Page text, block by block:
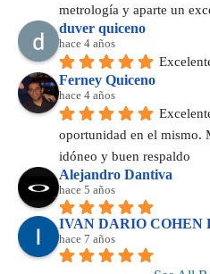
metrología y aparte un
duver quiceno
hace 4 años
Ferney Quiceno
hace 4 años
oportunidad en el mismo.
idóneo y buen respaldo
Alejandro Dantiva
hace 5 años
IVAN DARIO COHEN
hace 7 años